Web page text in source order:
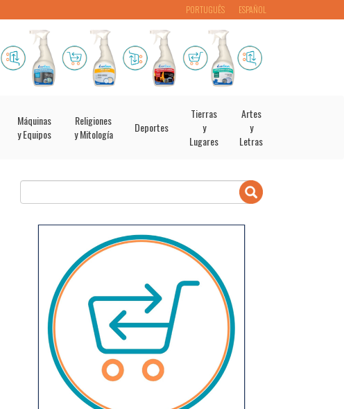
PORTUGUÊS ESPAÑOL
Máquinas
y Equipos
Religiones
y Mitología
Deportes
Tierras
y
Lugares
Artes
y
Letras